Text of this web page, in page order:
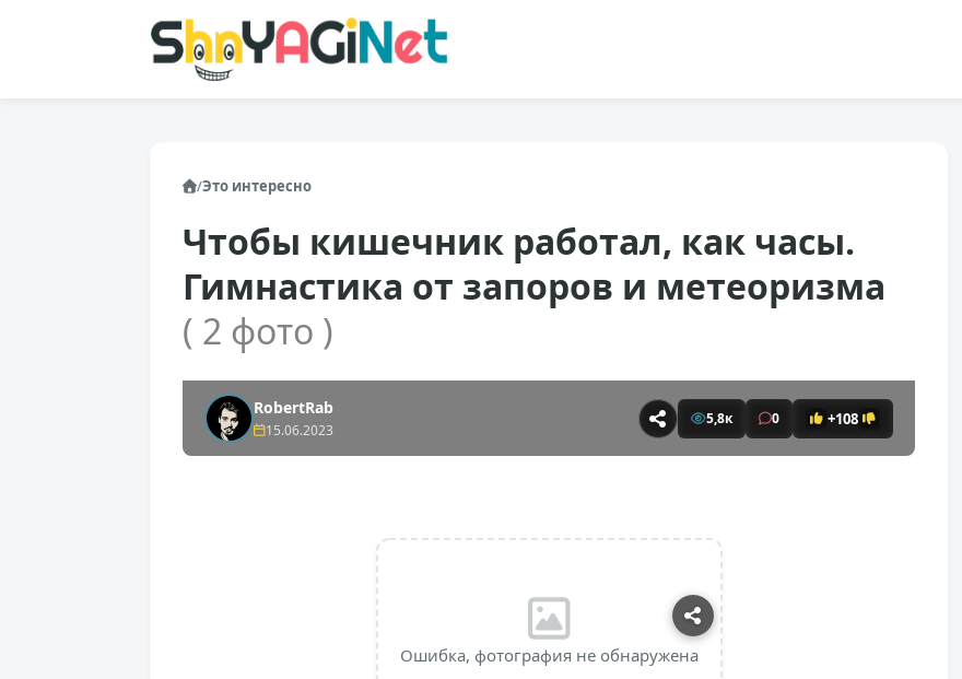
/Это интересно
Чтобы кишечник работал, как часы.
Гимнастика от запоров и метеоризма
( 2 фото )
RobertRab
15.06.2023
5,8к 0 +108
Ошибка, фотография не обнаружена